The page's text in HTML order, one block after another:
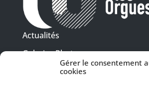
Gérer le consentement
cookies
Actualités
Galeries Photos
Vidéothèque